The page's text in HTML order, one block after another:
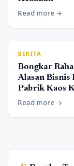
Read more arrow_forward
BERITA
Bongkar
Alasan Bisnis
Pabrik Kaos
Read more arrow_forward